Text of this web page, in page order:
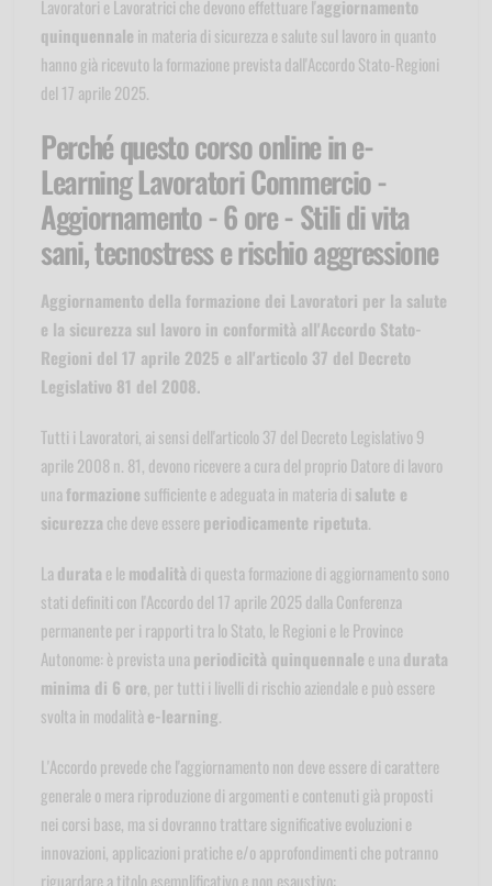
Lavoratori e Lavoratrici che devono effettuare l'aggiornamento
quinquennale in materia di sicurezza e salute sul lavoro in quanto
hanno già ricevuto la formazione prevista dall'Accordo Stato-Regioni
del 17 aprile 2025.
Perché questo corso online in e-
Learning Lavoratori Commercio -
Aggiornamento - 6 ore - Stili di vita
sani, tecnostress e rischio aggressione
Aggiornamento della formazione dei Lavoratori per la salute
e la sicurezza sul lavoro in conformità all'Accordo Stato-
Regioni del 17 aprile 2025 e all'articolo 37 del Decreto
Legislativo 81 del 2008.
Tutti i Lavoratori, ai sensi dell'articolo 37 del Decreto Legislativo 9
aprile 2008 n. 81, devono ricevere a cura del proprio Datore di lavoro
unaformazione sufficiente e adeguata in materia di salute e
sicurezza che deve essere periodicamente ripetuta.
La durata e le modalità di questa formazione di aggiornamento sono
stati definiti con l'Accordo del 17 aprile 2025 dalla Conferenza
permanente per i rapporti tra lo Stato, le Regioni e le Province
Autonome: è prevista una periodicità quinquennale e una durata
minima di 6 ore, per tutti i livelli di rischio aziendale e può essere
svolta in modalità e-learning.
L'Accordo prevede che l'aggiornamento non deve essere di carattere
generale o mera riproduzione di argomenti e contenuti già proposti
nei corsi base, ma si dovranno trattare significative evoluzioni e
innovazioni, applicazioni pratiche e/o approfondimenti che potranno
riguardare a titolo esemplificativo e non esaustivo: